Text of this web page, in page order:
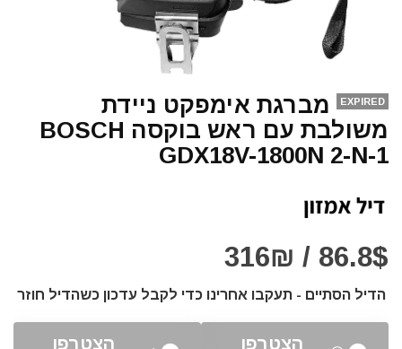
EXPIRED
מברגת אימפקט ניידת
משולבת עם ראש בוקסה BOSCH
GDX18V-1800N 2-N-1
86.8$ / 316₪
הדיל הסתיים - תעקבו אחרינו כדי לקבל עדכון כשהדיל חוזר
הצטרפו
הצטרפו